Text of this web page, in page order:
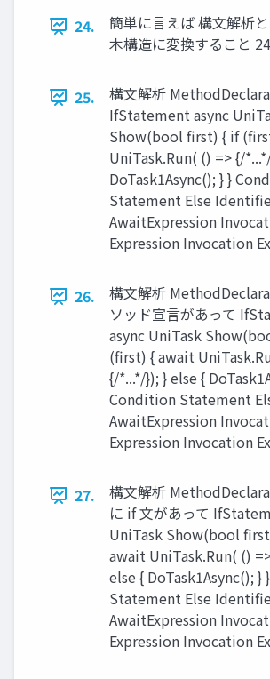
24.
簡単に言えば 構文解析
木構造に変換すること 24
25.
構文解析
IfStatement async
Show(bool first) { if
UniTask.Run( () => {/
DoTask1Async(); } }
Statement Else
AwaitExpression
Expression Invocation
26.
構文解析
ソッド宣言があって
async UniTask
(first) { await
{/*...*/}); } else {
Condition Statement
AwaitExpression
Expression Invocation
27.
構文解析
に if 文があって
UniTask Show(bool
await UniTask.Run( ()
else { DoTask1Async();
Statement Else
AwaitExpression
Expression Invocation